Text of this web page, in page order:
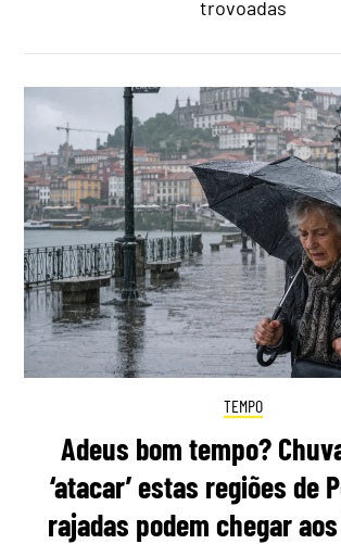
trovoadas
TEMPO
Adeus bom tempo?
‘atacar’ estas regiões de
rajadas podem chegar